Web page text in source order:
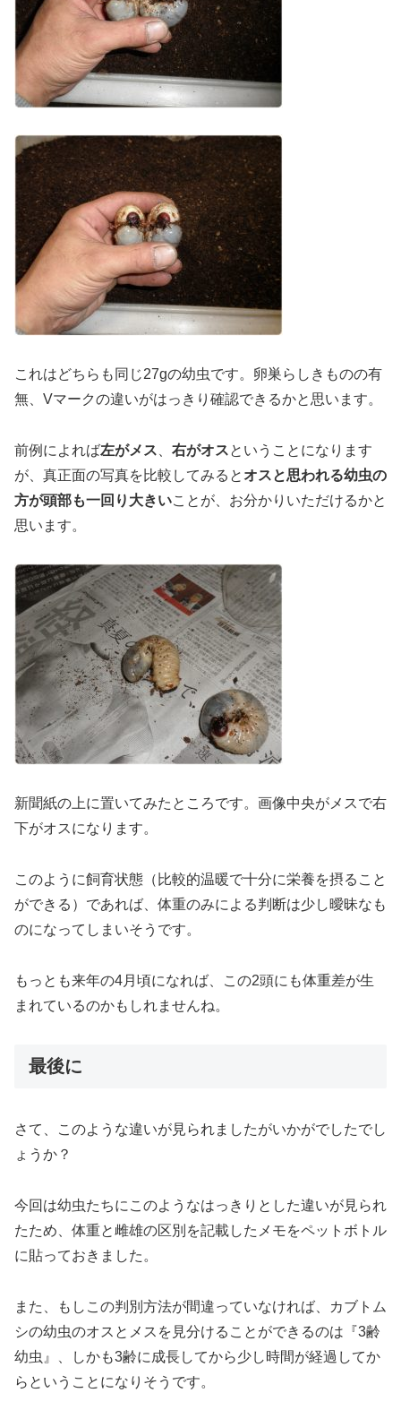
これはどちらも同じ27gの幼虫です。卵巣らしきものの有
無、Vマークの違いがはっきり確認できるかと思います。
前例によれば左がメス 右がオスということになります
が、真正面の写真を比較してみると オスと思われる幼虫の
方が頭部も一回り大きいことが、お分かりいただけるかと
思います。
新聞紙の上に置いてみたところです。画像中央がメスで右
下がオスになります。
このように飼育状態（比較的温暖で十分に栄養を摂ること
ができる）であれば、体重のみによる判断は少し曖昧なも
のになってしまいそうです。
もっとも来年の4月頃になれば、この2頭にも体重差が生
まれているのかもしれませんね。
最後に
さて、このような違いが見られましたがいかがでしたでし
ょうか？
今回は幼虫たちにこのようなはっきりとした違いが見られ
たため、体重と雌雄の区別を記載したメモをペットボトル
に貼っておきました。
また、もしこの判別方法が間違っていなければ、カブトム
シの幼虫のオスとメスを見分けることができるのは『3齢
幼虫』、しかも3齢に成長してから少し時間が経過してか
らということになりそうです。